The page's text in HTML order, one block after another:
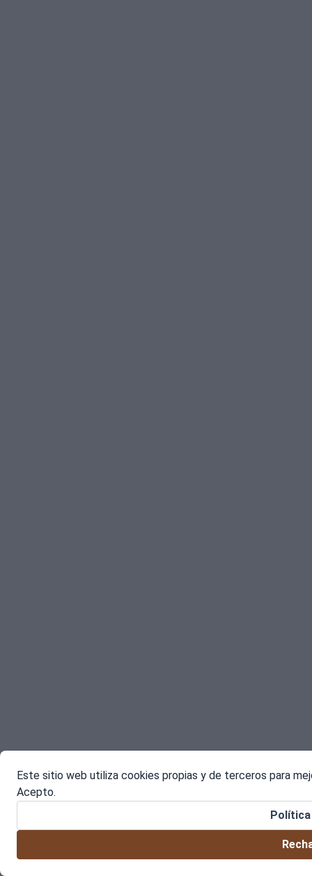
Este sitio web utiliza cookies propias y de terceros para
Acepto.